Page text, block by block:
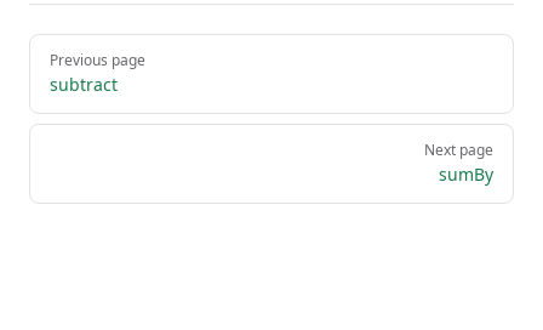
Pager
Previous page
subtract
Next page
sumBy